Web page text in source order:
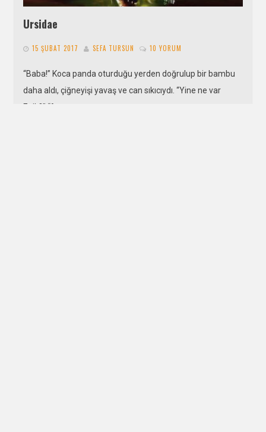
Ursidae
15 ŞUBAT 2017 SEFA TURSUN 10 YORUM
“Baba!” Koca panda oturduğu yerden doğrulup bir bambu
daha aldı, çiğneyişi yavaş ve can sıkıcıydı. “Yine ne var
Enik?” “Ata…